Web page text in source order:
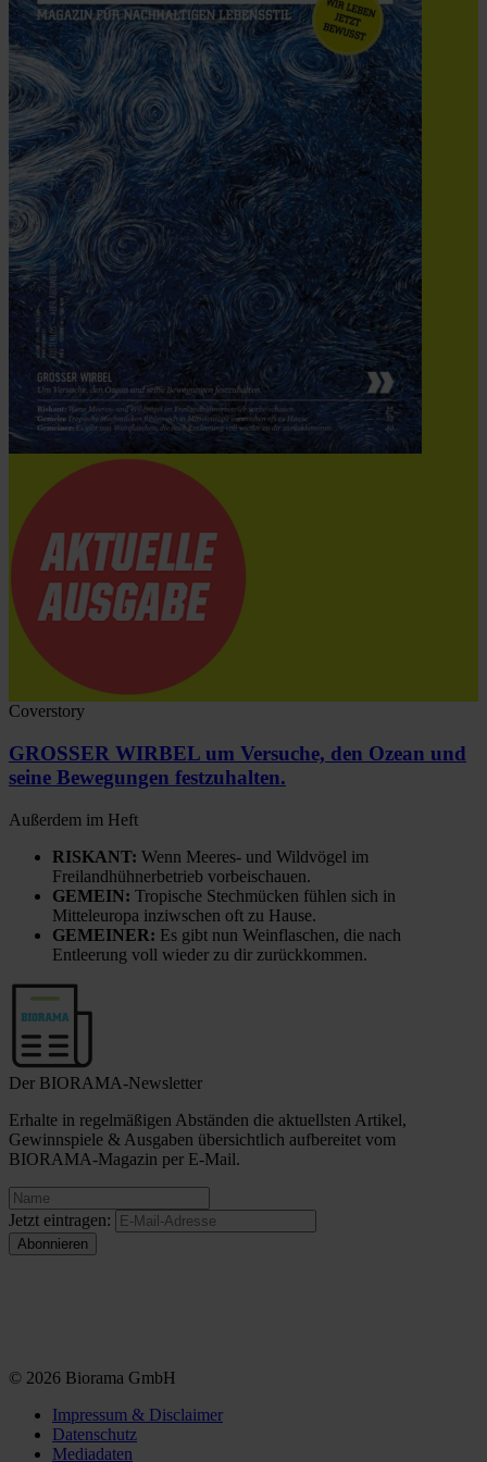
Coverstory
GROSSER WIRBEL um Versuche, den Ozean und
seine Bewegungen festzuhalten.
Außerdem im Heft
RISKANT: Wenn Meeres- und Wildvögel im
Freilandhühnerbetrieb vorbeischauen.
GEMEIN: Tropische Stechmücken fühlen sich in
Mitteleuropa inziwschen oft zu Hause.
GEMEINER: Es gibt nun Weinflaschen, die nach
Entleerung voll wieder zu dir zurückkommen.
Der BIORAMA-Newsletter
Erhalte in regelmäßigen Abständen die aktuellsten Artikel,
Gewinnspiele & Ausgaben übersichtlich aufbereitet vom
BIORAMA-Magazin per E-Mail.
Jetzt eintragen:
© 2026 Biorama GmbH
Impressum & Disclaimer
Datenschutz
Mediadaten